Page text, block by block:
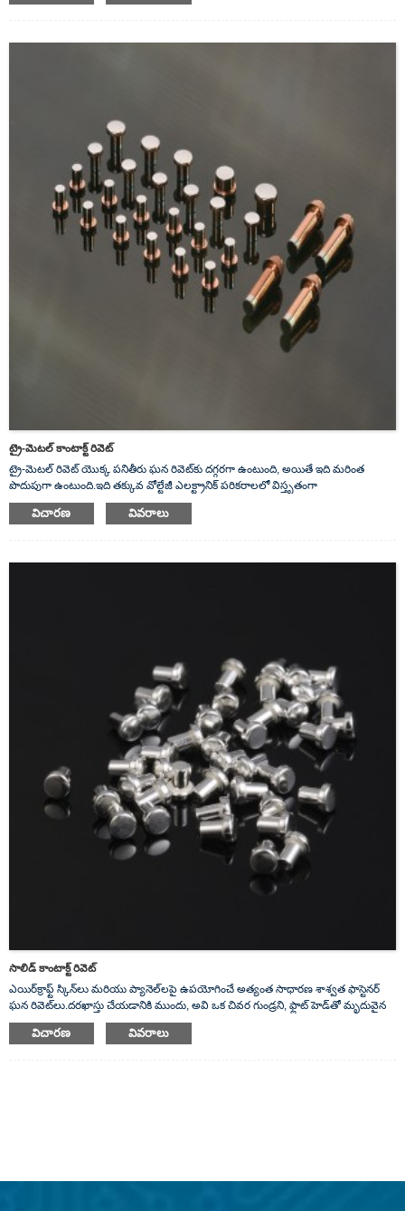
ట్రై-మెటల్ కాంటాక్ట్ రివెట్
ట్రై-మెటల్ రివెట్ యొక్క పనితీరు ఘన రివెట్‌కు దగ్గరగా ఉంటుంది, అయితే ఇది మరింత
పొదుపుగా ఉంటుంది.ఇది తక్కువ వోల్టేజీ ఎలక్ట్రానిక్ పరికరాలలో విస్తృతంగా
ఉపయోగించబడుతుంది.స్విచ్‌లు, రిలేలు, కాంటాక్టర్‌లు, కంట్రోలర్‌లు మొదలైనవి.
విచారణ వివరాలు
సాలిడ్ కాంటాక్ట్ రివెట్
ఎయిర్‌క్రాఫ్ట్ స్కిన్‌లు మరియు ప్యానెల్‌లపై ఉపయోగించే అత్యంత సాధారణ శాశ్వత ఫాస్టెనర్
ఘన రివెట్‌లు.దరఖాస్తు చేయడానికి ముందు, అవి ఒక చివర గుండ్రని, ఫ్లాట్ హెడ్‌తో మృదువైన
షాఫ్ట్‌ను కలిగి ఉంటాయి. మేము మా ఘన సిల్వర్ రివెట్‌లను అందిస్తాము, ఇవి మంచి విద్యుత్
వాహకాలు.
విచారణ వివరాలు